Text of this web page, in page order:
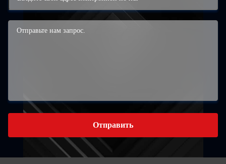
Отправить